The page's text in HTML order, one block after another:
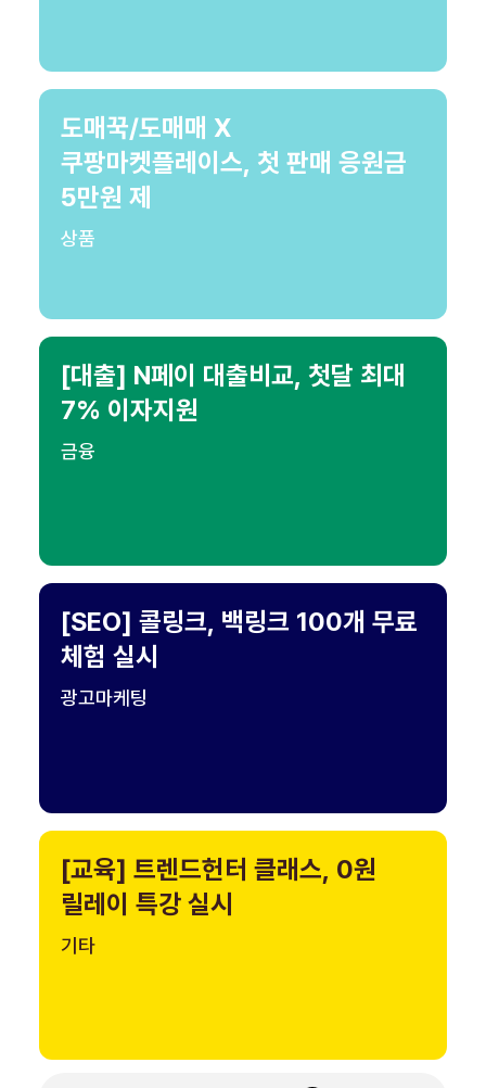
도매꾹/도매매 X
쿠팡마켓플레이스, 첫 판매 응원금
5만원 제
상품
[대출] N페이 대출비교, 첫달 최대
7% 이자지원
금융
[SEO] 콜링크, 백링크 100개 무료
체험 실시
광고마케팅
[교육] 트렌드헌터 클래스, 0원
릴레이 특강 실시
기타